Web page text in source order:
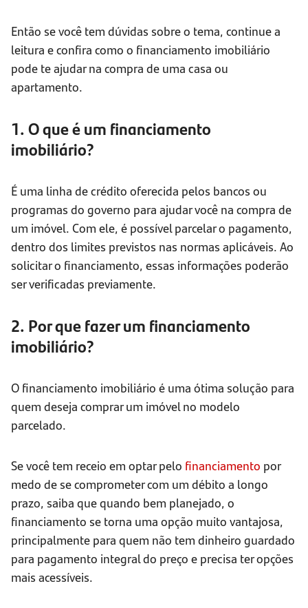
Então se você tem dúvidas sobre o tema, continue a
leitura e confira como o financiamento imobiliário
pode te ajudar na compra de uma casa ou
apartamento.
1. O que é um financiamento
imobiliário?
É uma linha de crédito oferecida pelos bancos ou
programas do governo para ajudar você na compra de
um imóvel. Com ele, é possível parcelar o pagamento,
dentro dos limites previstos nas normas aplicáveis. Ao
solicitar o financiamento, essas informações poderão
ser verificadas previamente.
2. Por que fazer um financiamento
imobiliário?
O financiamento imobiliário é uma ótima solução para
quem deseja comprar um imóvel no modelo
parcelado.
Se você tem receio em optar pelo financiamento por
medo de se comprometer com um débito a longo
prazo, saiba que quando bem planejado, o
financiamento se torna uma opção muito vantajosa,
principalmente para quem não tem dinheiro guardado
para pagamento integral do preço e precisa ter opções
mais acessíveis.